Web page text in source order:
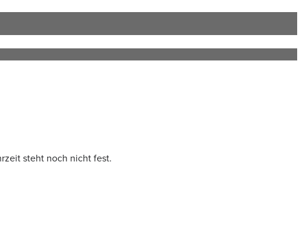
steht noch nicht fest.